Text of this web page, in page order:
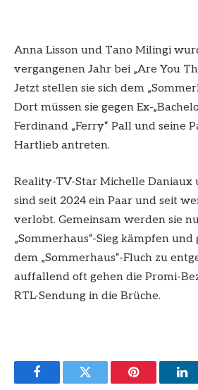
Anna Lisson und Tano Milingi
vergangenen Jahr bei „Are You
Jetzt stellen sie sich dem
Dort müssen sie gegen Ex-
Ferdinand „Ferry“ Pall und seine
Hartlieb antreten.
Reality-TV-Star Michelle Daniaux
sind seit 2024 ein Paar und seit
verlobt. Gemeinsam werden sie
„Sommerhaus“-Sieg kämpfen
dem „Sommerhaus“-Fluch zu
auffallend oft gehen die Promi-
RTL-Sendung in die Brüche.
FacebookTwitter Pinterest